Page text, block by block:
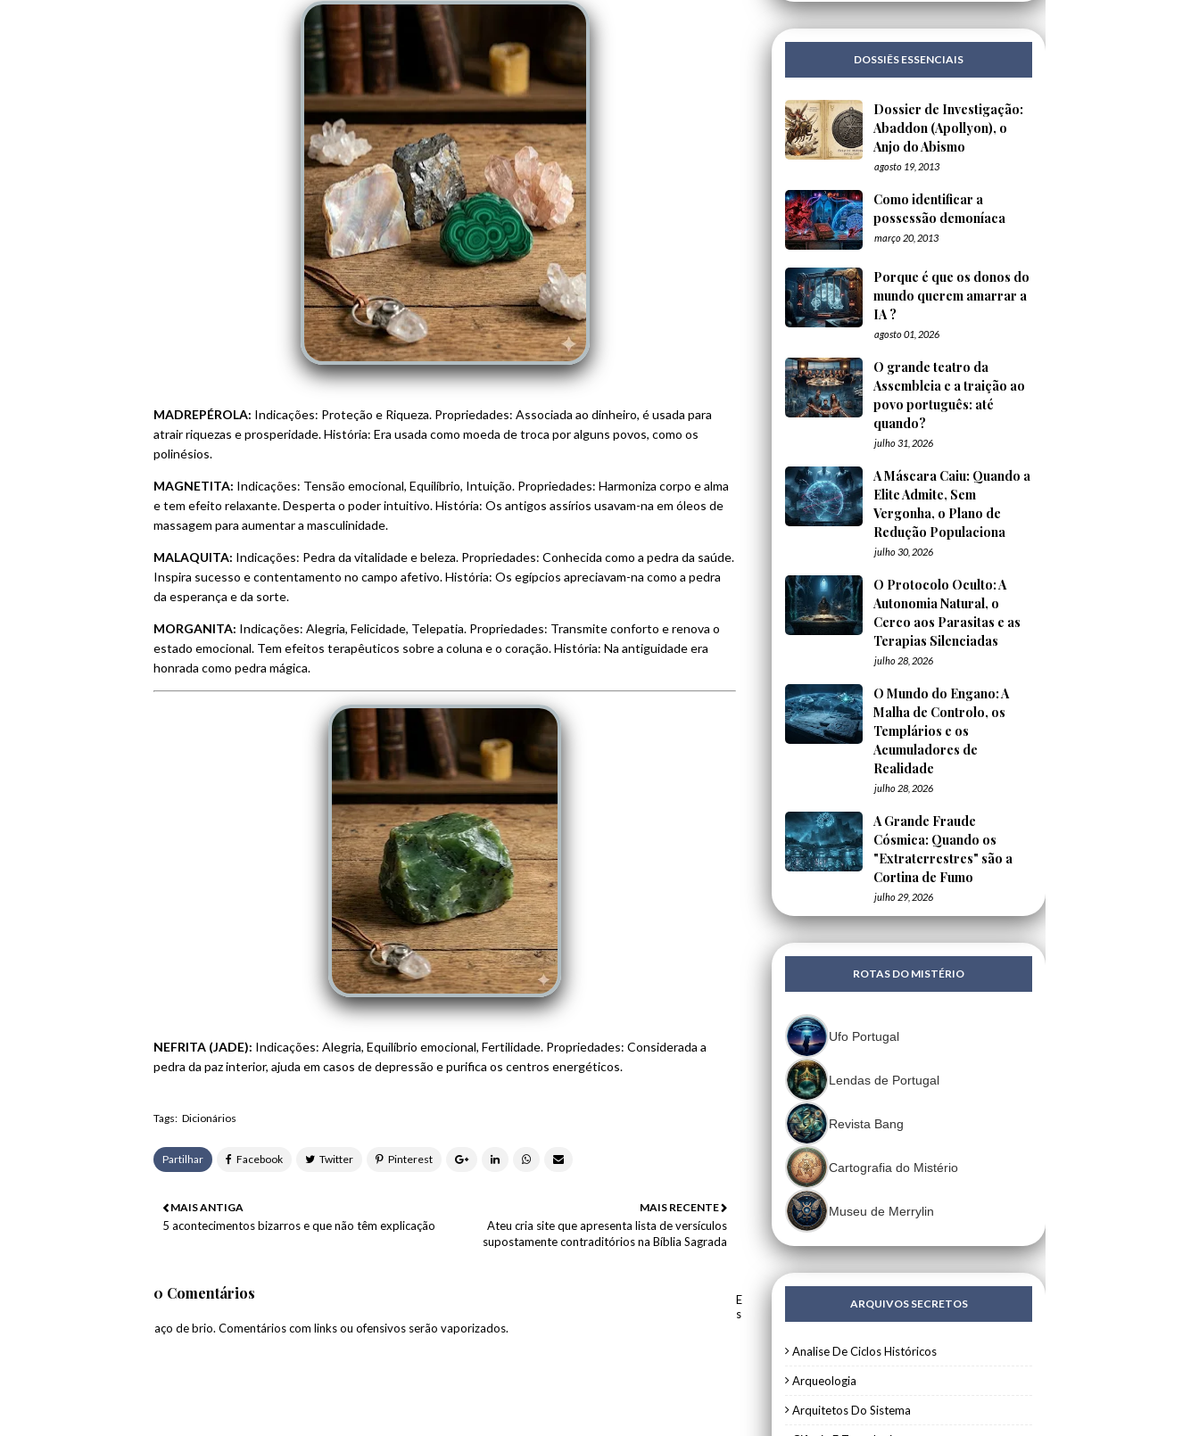
MADREPÉROLA: Indicações: Proteção e Riqueza. Propriedades: Associada ao dinheiro, é usada para
atrair riquezas e prosperidade. História: Era usada como moeda de troca por alguns povos, como os
polinésios.
MAGNETITA: Indicações: Tensão emocional, Equilíbrio, Intuição. Propriedades: Harmoniza corpo e alma
e tem efeito relaxante. Desperta o poder intuitivo. História: Os antigos assírios usavam-na em óleos de
massagem para aumentar a masculinidade.
MALAQUITA: Indicações: Pedra da vitalidade e beleza. Propriedades: Conhecida como a pedra da saúde.
Inspira sucesso e contentamento no campo afetivo. História: Os egípcios apreciavam-na como a pedra
da esperança e da sorte.
MORGANITA: Indicações: Alegria, Felicidade, Telepatia. Propriedades: Transmite conforto e renova o
estado emocional. Tem efeitos terapêuticos sobre a coluna e o coração. História: Na antiguidade era
honrada como pedra mágica.
NEFRITA (JADE): Indicações: Alegria, Equilíbrio emocional, Fertilidade. Propriedades: Considerada a
pedra da paz interior, ajuda em casos de depressão e purifica os centros energéticos.
Tags: Dicionários
Partilhar
MAIS RECENTE
Ateu cria site que apresenta lista de versículos
supostamente contraditórios na Bíblia Sagrada
MAIS ANTIGA
5 acontecimentos bizarros e que não têm explicação
0 Comentários
E
s
paço de brio. Comentários com links ou ofensivos serão vaporizados.
DOSSIÊS ESSENCIAIS
Dossier de Investigação:
Abaddon (Apollyon), o
Anjo do Abismo
agosto 19, 2013
Como identificar a
possessão demoníaca
março 20, 2013
Porque é que os donos do
mundo querem amarrar a
IA ?
agosto 01, 2026
O grande teatro da
Assembleia e a traição ao
povo português: até
quando?
julho 31, 2026
A Máscara Caiu: Quando a
Elite Admite, Sem
Vergonha, o Plano de
Redução Populaciona
julho 30, 2026
O Protocolo Oculto: A
Autonomia Natural, o
Cerco aos Parasitas e as
Terapias Silenciadas
julho 28, 2026
O Mundo do Engano: A
Malha de Controlo, os
Templários e os
Acumuladores de
Realidade
julho 28, 2026
A Grande Fraude
Cósmica: Quando os
"Extraterrestres" são a
Cortina de Fumo
julho 29, 2026
ROTAS DO MISTÉRIO
Ufo Portugal
Lendas de Portugal
Revista Bang
Cartografia do Mistério
Museu de Merrylin
ARQUIVOS SECRETOS
Analise De Ciclos Históricos
Arqueologia
Arquitetos Do Sistema